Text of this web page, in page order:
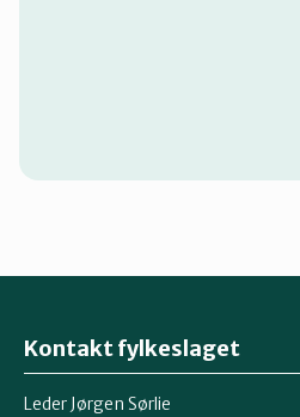
Kontakt fylkeslaget
Leder Jørgen Sørlie